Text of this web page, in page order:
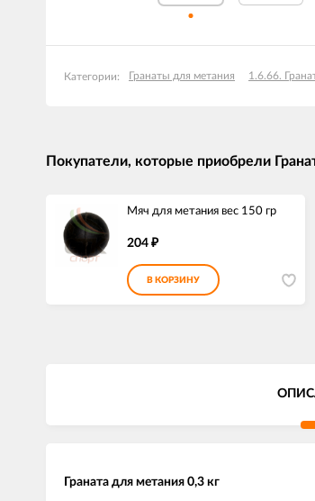
Категории: Гранаты для метания 1.6.66.
Покупатели, которые приобрели
Мяч для метания вес 150 гр
204 ₽
В КОРЗИНУ
Граната для метания 0,3 кг